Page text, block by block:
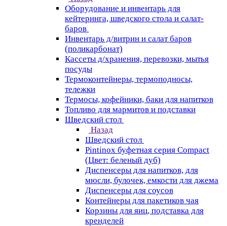
Оборудование и инвентарь для
кейтеринга, шведского стола и салат-
баров
Инвентарь д/витрин и салат баров
(поликарбонат)
Кассеты д/хранения, перевозки, мытья
посуды
Термоконтейнеры, термоподносы,
тележки
Термосы, кофейники, баки для напитков
Топливо для мармитов и подставки
Шведский стол
Назад
Шведский стол
Pintinox буфетная серия Compact
(Цвет: беленый дуб)
Диспенсеры для напитков, для
мюсли, булочек, емкости для джема
Диспенсеры для соусов
Контейнеры для пакетиков чая
Корзины для яиц, подставка для
кренделей